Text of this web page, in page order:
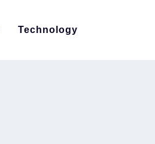
Technology